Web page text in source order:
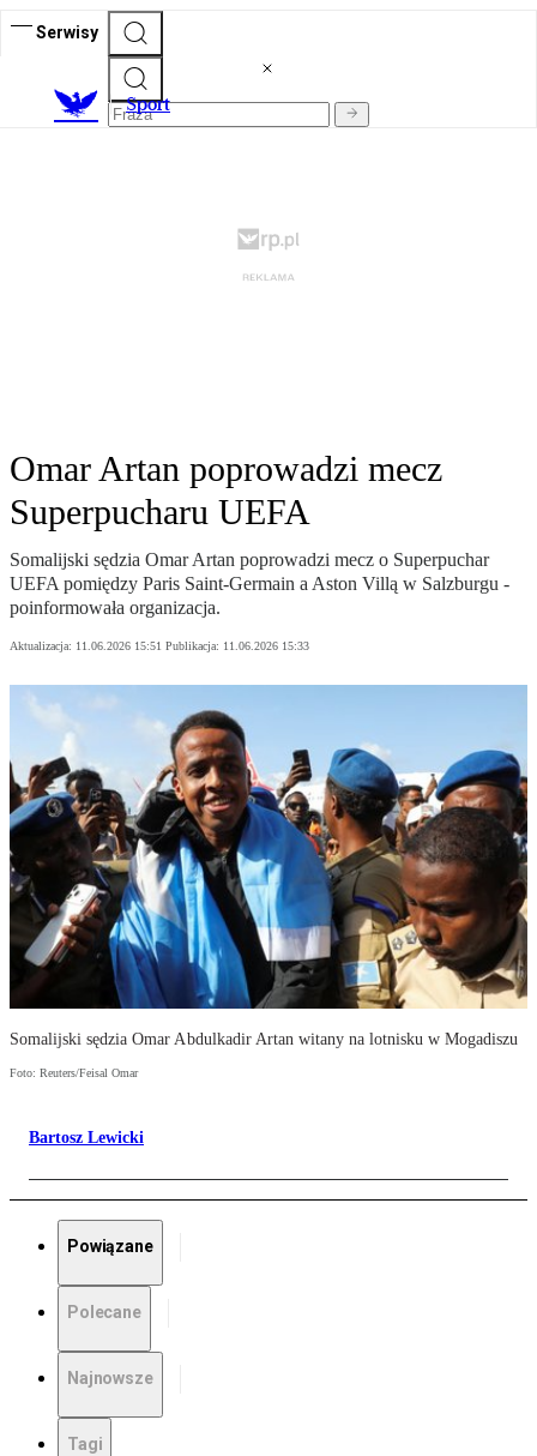
Serwisy
Sport
Omar Artan poprowadzi mecz
Superpucharu UEFA
Somalijski sędzia Omar Artan poprowadzi mecz o Superpuchar
UEFA pomiędzy Paris Saint-Germain a Aston Villą w Salzburgu -
poinformowała organizacja.
Aktualizacja: 11.06.2026 15:51 Publikacja: 11.06.2026 15:33
Somalijski sędzia Omar Abdulkadir Artan witany na lotnisku w Mogadiszu
Foto: Reuters/Feisal Omar
Bartosz Lewicki
Powiązane
Polecane
Najnowsze
Tagi